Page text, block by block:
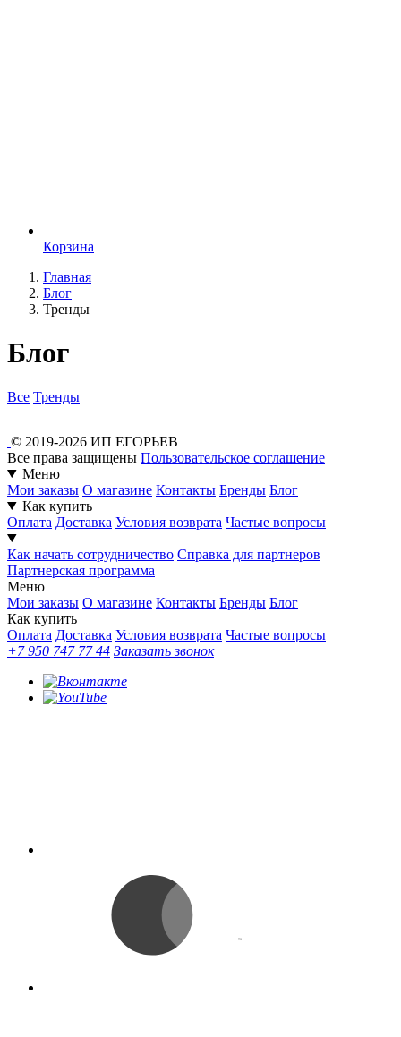
Корзина
Главная
Блог
Тренды
Блог
Все Тренды
© 2019-2026 ИП ЕГОРЬЕВ
Все права защищены Пользовательское соглашение
Меню
Мои заказы О магазине Контакты Бренды Блог
Как купить
Оплата Доставка Условия возврата Частые вопросы
Как начать сотрудничество Справка для партнеров
Партнерская программа
Меню
Мои заказы О магазине Контакты Бренды Блог
Как купить
Оплата Доставка Условия возврата Частые вопросы
+7 950 747 77 44 Заказать звонок